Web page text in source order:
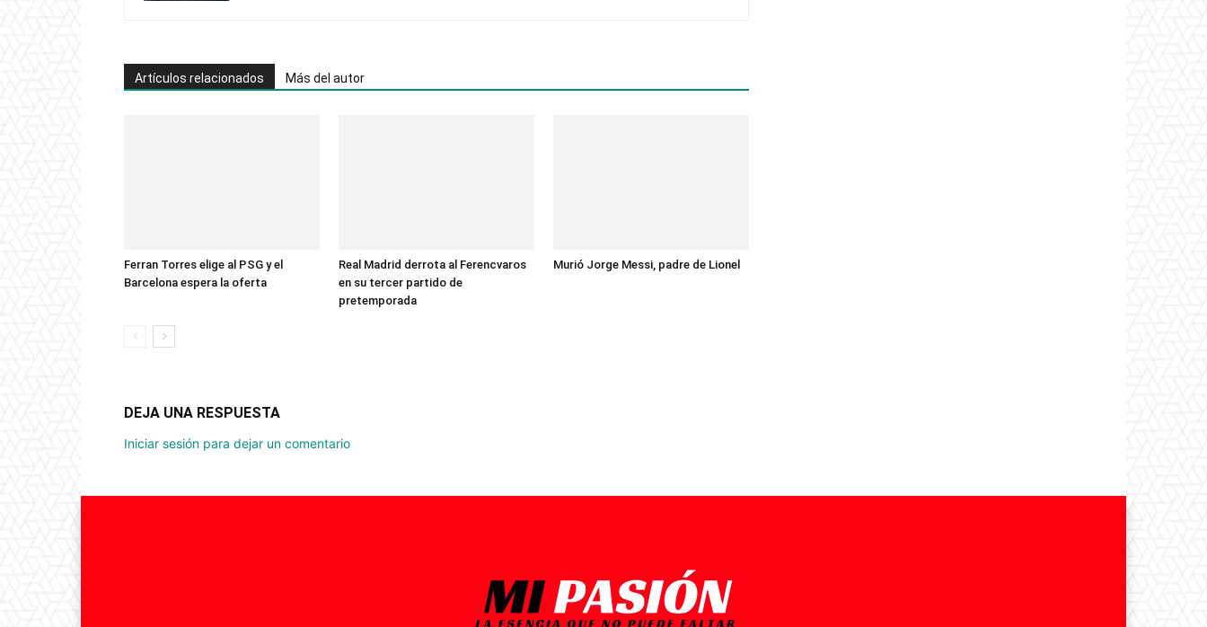
Artículos relacionados Más del autor
Ferran Torres elige al PSG y el
Barcelona espera la oferta
Real Madrid derrota al Ferencvaros
en su tercer partido de
pretemporada
Murió Jorge Messi, padre de Lionel
DEJA UNA RESPUESTA
Iniciar sesión para dejar un comentario